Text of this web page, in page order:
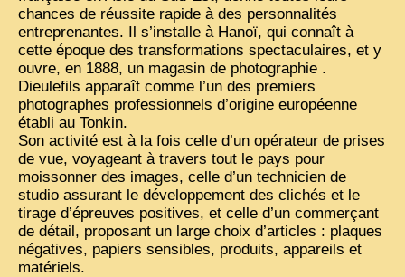
DÊ THAM
MUSÉES
ALBUMS FAMILLE
EN
chances de réussite rapide à des personnalités
entreprenantes. Il s’installe à Hanoï, qui connaît à
cette époque des transformations spectaculaires, et y
ouvre, en 1888, un magasin de photographie .
Dieulefils apparaît comme l’un des premiers
photographes professionnels d’origine européenne
établi au Tonkin.
Son activité est à la fois celle d’un opérateur de prises
de vue, voyageant à travers tout le pays pour
moissonner des images, celle d’un technicien de
studio assurant le développement des clichés et le
tirage d’épreuves positives, et celle d’un commerçant
de détail, proposant un large choix d’articles : plaques
négatives, papiers sensibles, produits, appareils et
matériels.